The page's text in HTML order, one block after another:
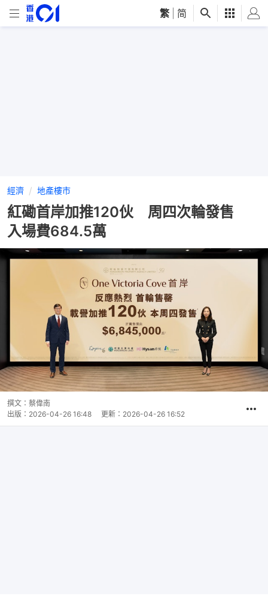
繁 简
經濟 地產樓市
紅磡首岸加推120伙 周四次輪發售
入場費684.5萬
撰文： 蔡偉南
出版： 2026-04-26 16:48 更新： 2026-04-26 16:52